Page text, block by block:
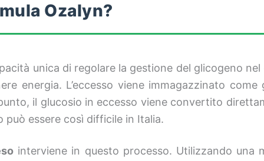
Ozalyn?
unica di regolare la gestione del glicogeno
energia. L’eccesso viene immagazzinato
il glucosio in eccesso viene convertito
essere così difficile in Italia.
interviene in questo processo. Utilizzando una